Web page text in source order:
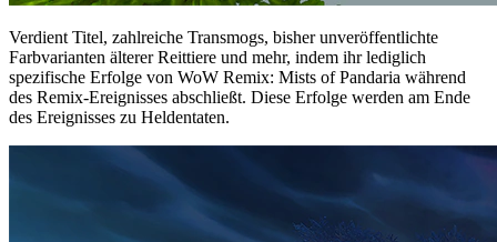
Verdient Titel, zahlreiche Transmogs, bisher unveröffentlichte
Farbvarianten älterer Reittiere und mehr, indem ihr lediglich
spezifische Erfolge von WoW Remix: Mists of Pandaria während
des Remix-Ereignisses abschließt. Diese Erfolge werden am Ende
des Ereignisses zu Heldentaten.